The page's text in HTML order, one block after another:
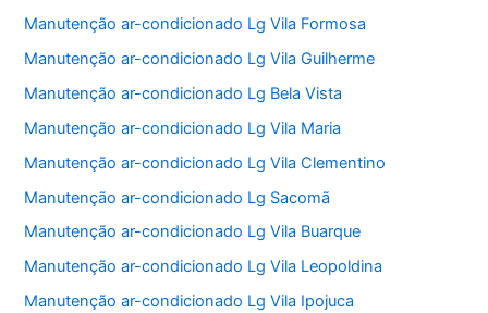
Manutenção ar-condicionado Lg Vila Formosa
Manutenção ar-condicionado Lg Vila Guilherme
Manutenção ar-condicionado Lg Bela Vista
Manutenção ar-condicionado Lg Vila Maria
Manutenção ar-condicionado Lg Vila Clementino
Manutenção ar-condicionado Lg Sacomã
Manutenção ar-condicionado Lg Vila Buarque
Manutenção ar-condicionado Lg Vila Leopoldina
Manutenção ar-condicionado Lg Vila Ipojuca